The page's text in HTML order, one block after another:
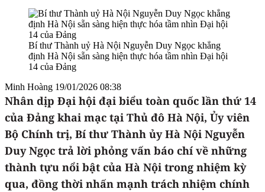
Bí thư Thành uỷ Hà Nội Nguyễn Duy Ngọc khẳng
định Hà Nội sẵn sàng hiện thực hóa tầm nhìn Đại hội
14 của Đảng
Minh Hoàng 19/01/2026 08:38
Nhân dịp Đại hội đại biểu toàn quốc lần thứ 14
của Đảng khai mạc tại Thủ đô Hà Nội, Ủy viên
Bộ Chính trị, Bí thư Thành ủy Hà Nội Nguyễn
Duy Ngọc trả lời phỏng vấn báo chí về những
thành tựu nổi bật của Hà Nội trong nhiệm kỳ
qua, đồng thời nhấn mạnh trách nhiệm chính